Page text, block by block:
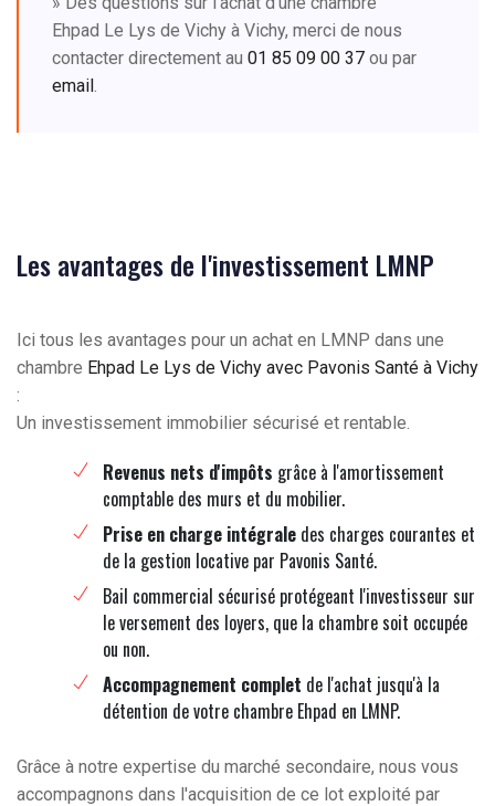
Ehpad Le Lys de Vichy à Vichy, merci de nous
contacter directement au 01 85 09 00 37 ou par
email
Les avantages de l'investissement LMNP
Ici tous les avantages pour un achat en LMNP dans une
chambre Ehpad Le Lys de Vichy avec Pavonis Santé à Vichy
:
Un investissement immobilier sécurisé et rentable.
Revenus nets d'impôts grâce à l'amortissement
comptable des murs et du mobilier.
Prise en charge intégrale des charges courantes et
de la gestion locative par Pavonis Santé.
Bail commercial sécurisé protégeant l'investisseur sur
le versement des loyers, que la chambre soit occupée
ou non.
Accompagnement complet de l'achat jusqu'à la
détention de votre chambre Ehpad en LMNP.
Grâce à notre expertise du marché secondaire, nous vous
accompagnons dans l'acquisition de ce lot exploité par